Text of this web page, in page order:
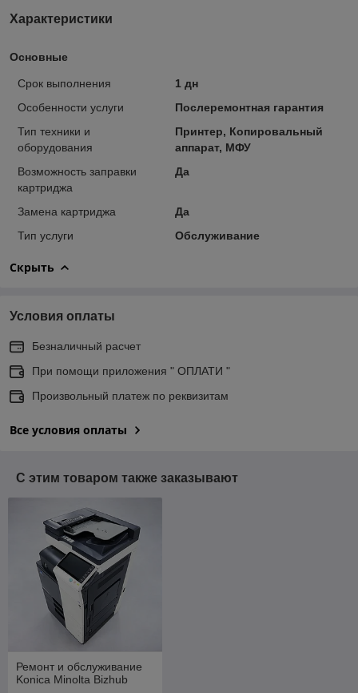
Характеристики
Основные
Срок выполнения
1 дн
Особенности услуги
Послеремонтная гарантия
Тип техники и
оборудования
Принтер, Копировальный
аппарат, МФУ
Возможность заправки
картриджа
Да
Замена картриджа
Да
Тип услуги
Обслуживание
Скрыть
Условия оплаты
Безналичный расчет
При помощи приложения " ОПЛАТИ "
Произвольный платеж по реквизитам
Все условия оплаты
С этим товаром также заказывают
Ремонт и обслуживание
Konica Minolta Bizhub